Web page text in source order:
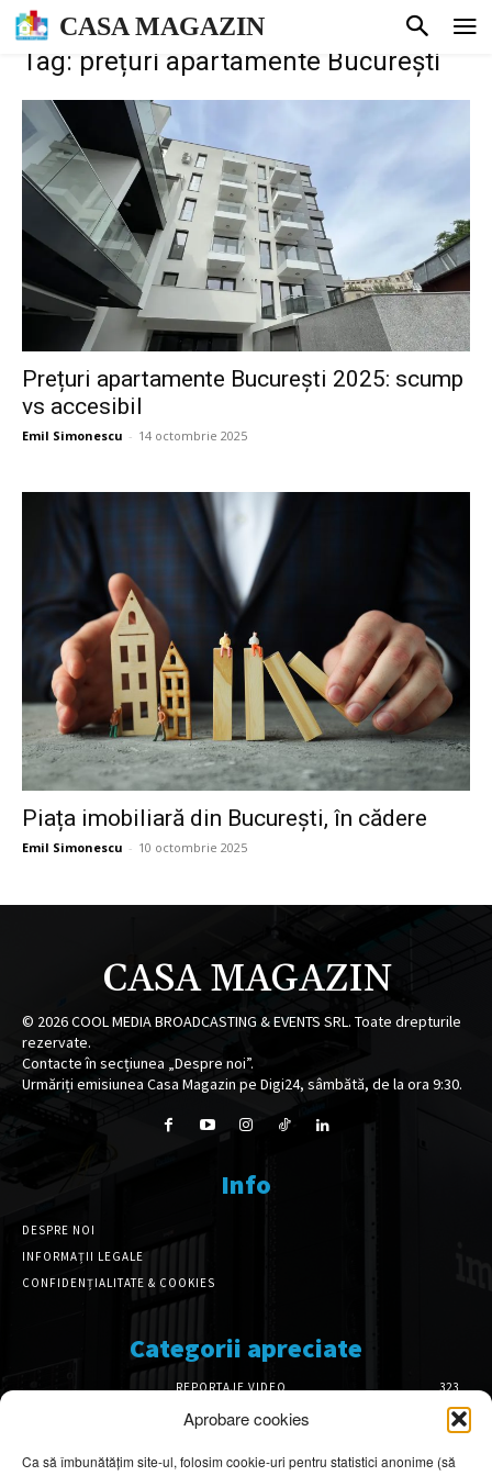
Aprobare cookies
Ca să îmbunătățim site-ul, folosim cookie-uri pentru statistici anonime (să
CASA MAGAZIN
Tag: prețuri apartamente București
Prețuri apartamente București 2025: scump
vs accesibil
Emil Simonescu - 14 octombrie 2025
Piața imobiliară din București, în cădere
Emil Simonescu - 10 octombrie 2025
CASA MAGAZIN
© 2026COOL MEDIA BROADCASTING & EVENTS SRL. Toate drepturile
rezervate.
Contacte în secțiunea „Despre noi”.
Urmăriți emisiunea Casa Magazin pe Digi24, sâmbătă, de la ora 9:30.
Info
DESPRE NOI
INFORMAȚII LEGALE
CONFIDENȚIALITATE & COOKIES
Categorii apreciate
REPORTAJE VIDEO
323
AMENAJĂRI INTERIOARE
126
DESIGN INTERIOR
64